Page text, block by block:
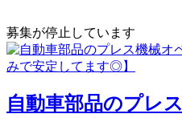
募集が停止しています
自動車部品のプレ